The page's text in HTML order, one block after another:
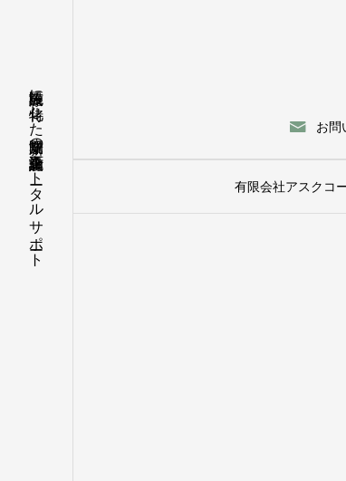
医療施設に特化した新規開業の企画・設計・施工をトータルサポート お問
有限会社アスクコ